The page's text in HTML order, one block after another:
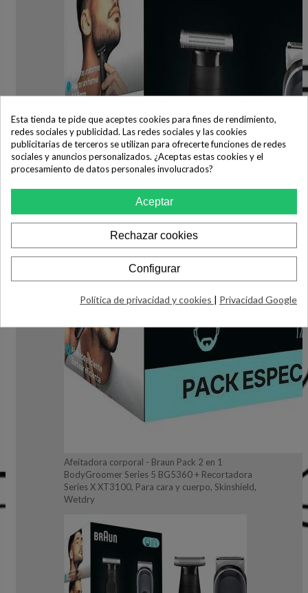
Afeitadora corporal - Braun Pack 2 en 1
BodyGroomer Series 5 BG5360 + Recortadora
Series X XT3100, Para cara y cuerpo, Skinshield,
Wetdry
Esta tienda te pide que aceptes cookies para fines de rendimiento,
redes sociales y publicidad. Las redes sociales y las cookies
publicitarias de terceros se utilizan para ofrecerte funciones de redes
sociales y anuncios personalizados. ¿Aceptas estas cookies y el
procesamiento de datos personales involucrados?
Aceptar
Rechazar cookies
Configurar
Política de privacidad y cookies | Privacidad Google